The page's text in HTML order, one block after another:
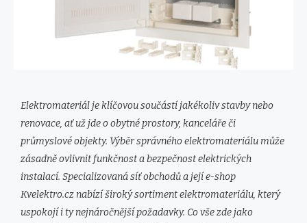
Elektromateriál je klíčovou součástí jakékoliv stavby nebo
renovace, ať už jde o obytné prostory, kanceláře či
průmyslové objekty. Výběr správného elektromateriálu může
zásadně ovlivnit funkčnost a bezpečnost elektrických
instalací. Specializovaná síť obchodů a její e-shop
Kvelektro.cz nabízí široký sortiment elektromateriálu, který
uspokojí i ty nejnáročnější požadavky. Co vše zde jako